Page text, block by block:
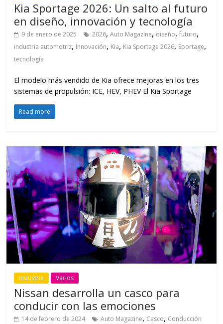
Kia Sportage 2026: Un salto al futuro
en diseño, innovación y tecnología
9 de enero de 2025 2026,Auto Magazine, diseño,futuro,
industria automotriz, Innovación, Kia, Kia Sportage 2026, Sportage,
tecnología
El modelo más vendido de Kia ofrece mejoras en los tres
sistemas de propulsión: ICE, HEV, PHEV El Kia Sportage
Read more
Industria Varios
Nissan desarrolla un casco para
conducir con las emociones
14 de febrero de 2024 Auto Magazine, Casco, Conducción